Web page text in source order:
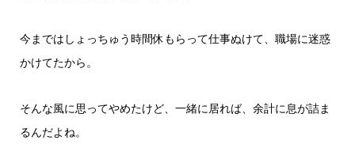
今まではしょっちゅう時間休もらって仕事ぬけて、職場に迷惑
かけてたから。
そんな風に思ってやめたけど、一緒に居れば、余計に息が詰ま
るんだよね。